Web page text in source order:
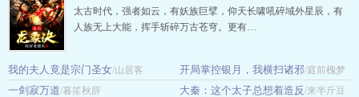
太古时代，强者如云，有妖族巨擘，仰天长啸吼碎域外星辰，有
人族无上大能，挥手斩碎万古苍穹。更有…
我的夫人竟是宗门圣女/山居客 开局掌控银月，我横扫诸邪/庭前槐梦
一剑寂万道/暮笙秋辞 大秦：这个太子总想着造反/来半斤豆